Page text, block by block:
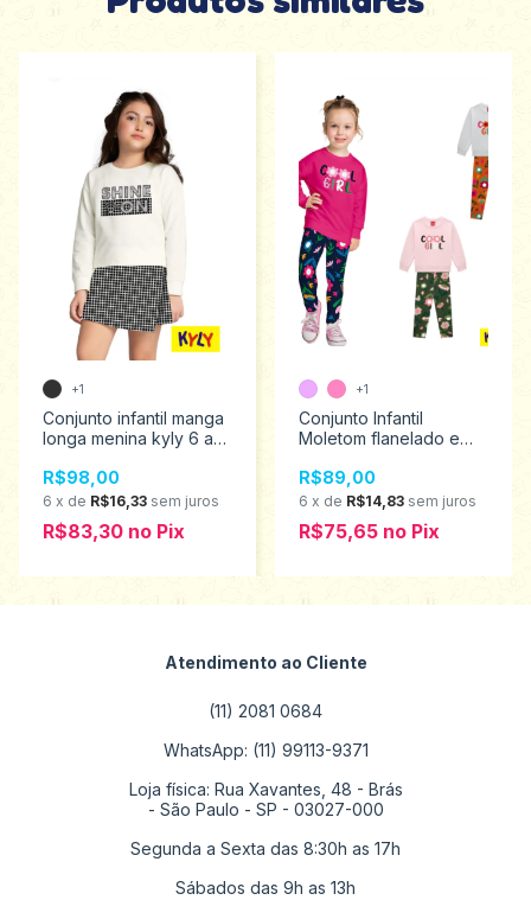
Conjunto infantil manga
longa menina kyly 6 ao
R$98,00
6 x de R$16,33 sem juros
R$83,30 no Pix
+1
Conjunto Infantil
Moletom flanelado e
menina Kyly 4/8
1000758
R$89,00
6 x de R$14,83 sem juros
R$75,65 no Pix
+1
Atendimento ao Cliente
(11) 2081 0684
WhatsApp: (11) 99113-9371
Loja física: Rua Xavantes, 48 - Brás
- São Paulo - SP - 03027-000
Segunda a Sexta das 8:30h as 17h
Sábados das 9h as 13h